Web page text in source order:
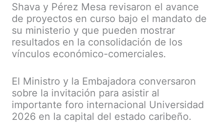
Shava y Pérez Mesa revisaron el avance
de proyectos en curso bajo el mandato de
su ministerio y que pueden mostrar
resultados en la consolidación de los
vínculos económico-comerciales.
El Ministro y la Embajadora conversaron
sobre la invitación para asistir al
importante foro internacional Universidad
2026 en la capital del estado caribeño.